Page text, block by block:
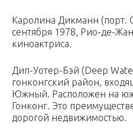
Каролина Дикманн (порт.
сентября 1978, Рио-де-
киноактриса.
Дип-Уотер-Бэй (Deep
гонконгский район,
Южный. Расположен на
Гонконг. Это
дорогой недвижимостью.